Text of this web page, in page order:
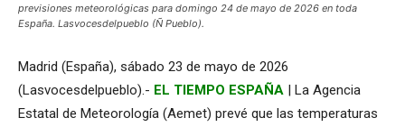
previsiones meteorológicas para domingo 24 de mayo de 2026 en toda
España. Lasvocesdelpueblo (Ñ Pueblo).
Madrid (España), sábado 23 de mayo de 2026
(Lasvocesdelpueblo).- EL TIEMPO ESPAÑA | La Agencia
Estatal de Meteorología (Aemet) prevé que las temperaturas